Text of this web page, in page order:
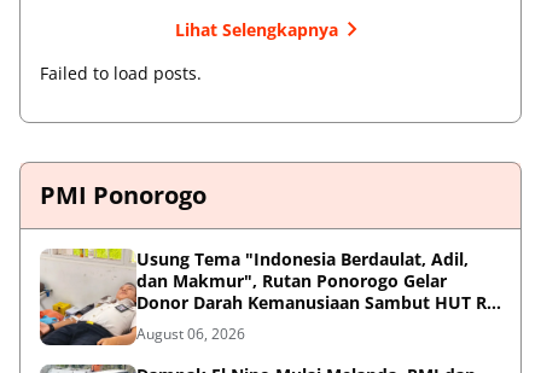
Lihat Selengkapnya
Failed to load posts.
PMI Ponorogo
Usung Tema "Indonesia Berdaulat, Adil,
dan Makmur", Rutan Ponorogo Gelar
Donor Darah Kemanusiaan Sambut HUT RI
ke-81
August 06, 2026